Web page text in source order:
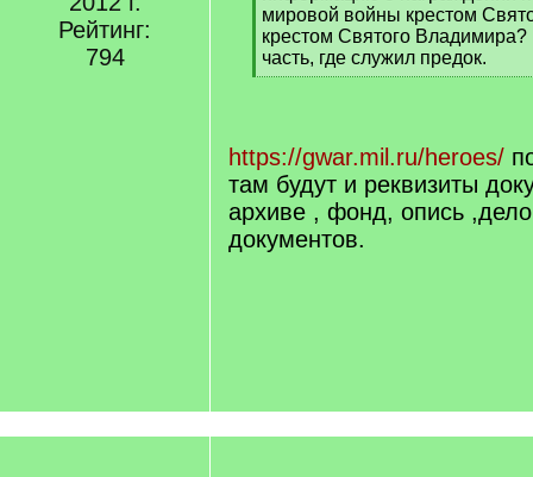
Рейтинг:
794
мировой войны крестом
крестом Святого
часть, где служил предок.
[
https://gwar.mil.ru/heroes/
там будут и реквизиты
архиве , фонд, опись
документов.